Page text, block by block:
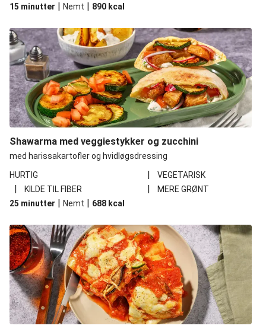
15 minutter | Nemt | 890 kcal
Shawarma med veggiestykker og zucchini
med harissakartofler og hvidløgsdressing
HURTIG
| VEGETARISK
| KILDE TIL FIBER |
MERE GRØNT
25 minutter | Nemt | 688 kcal